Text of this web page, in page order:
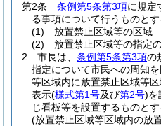
第2条
条例第5条第3項に規定
る事項について行うものとす
(1)
放置禁止区域等の区域
(2)
放置禁止区域等の指定
2
市長は、 条例第5条第3項の
指定について市民への周知
等区域内に放置禁止区域等
表示(様式第1号及び第2号)を
じ看板等を設置するものとす
(放置禁止区域等区域内の放